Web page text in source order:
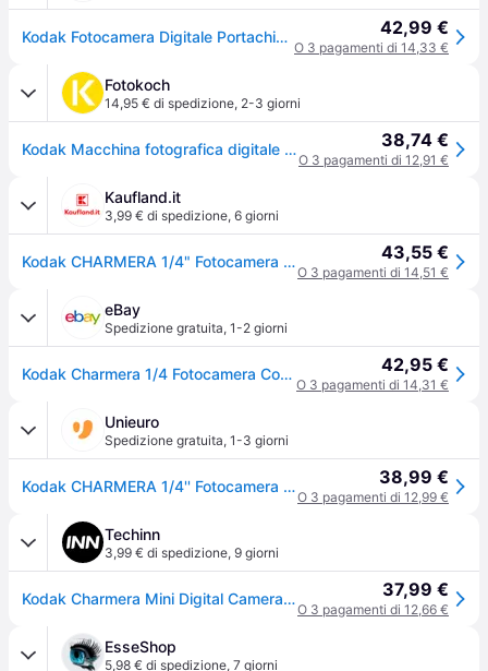
Kodak Fotocamera Digitale Portachiavi Charmera Blind Box Kf0601 42,99 €
O 3 pagamenti di 14,33 €
Fotokoch
14,95 € di spedizione, 2-3 giorni
Kodak Macchina fotografica digitale Charmera per portachiavi 38,74 €
O 3 pagamenti di 12,91 €
Kaufland.it
3,99 € di spedizione, 6 giorni
Kodak CHARMERA 1/4" Fotocamera compatta 1,6 MP CMOS 1440 x 1080 Pixel Multicolore Assortito 43,55 €
O 3 pagamenti di 14,51 €
eBay
Spedizione gratuita, 1-2 giorni
Kodak Charmera 1/4 Fotocamera Compatta 1,6 Mp Cmos 1440 X 1080 Pixel Multicolor 42,95 €
O 3 pagamenti di 14,31 €
Unieuro
Spedizione gratuita, 1-3 giorni
Kodak CHARMERA 1/4'' Fotocamera compatta 1,6 MP CMOS 1440 x 1080 Pixel Multicolore 38,99 €
O 3 pagamenti di 12,99 €
Techinn
3,99 € di spedizione, 9 giorni
Kodak Charmera Mini Digital Camera Random Assorted 1 Unit Giallo 37,99 €
O 3 pagamenti di 12,66 €
EsseShop
5,98 € di spedizione, 7 giorni